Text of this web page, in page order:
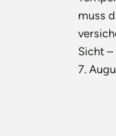
muss
Sicht
7.